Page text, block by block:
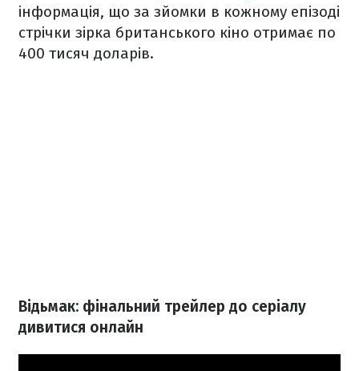
інформація, що за зйомки в кожному епізоді
стрічки зірка британського кіно отримає по
400 тисяч доларів.
Відьмак: фінальний трейлер до серіалу
дивитися онлайн